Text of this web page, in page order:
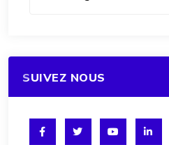
SUIVEZ NOUS